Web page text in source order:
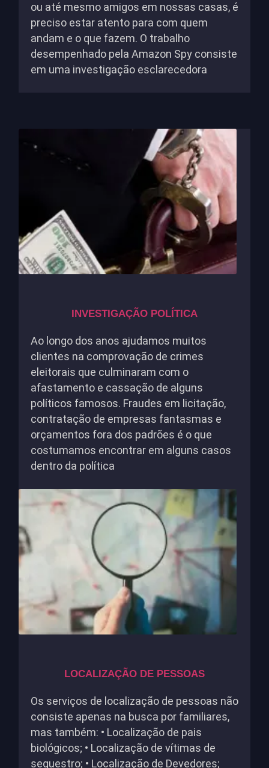
ou até mesmo amigos em nossas casas, é
preciso estar atento para com quem
andam e o que fazem. O trabalho
desempenhado pela Amazon Spy consiste
em uma investigação esclarecedora
INVESTIGAÇÃO POLÍTICA
Ao longo dos anos ajudamos muitos
clientes na comprovação de crimes
eleitorais que culminaram com o
afastamento e cassação de alguns
políticos famosos. Fraudes em licitação,
contratação de empresas fantasmas e
orçamentos fora dos padrões é o que
costumamos encontrar em alguns casos
dentro da política
LOCALIZAÇÃO DE PESSOAS
Os serviços de localização de pessoas não
consiste apenas na busca por familiares,
mas também: • Localização de pais
biológicos; • Localização de vítimas de
sequestro; • Localização de Devedores;